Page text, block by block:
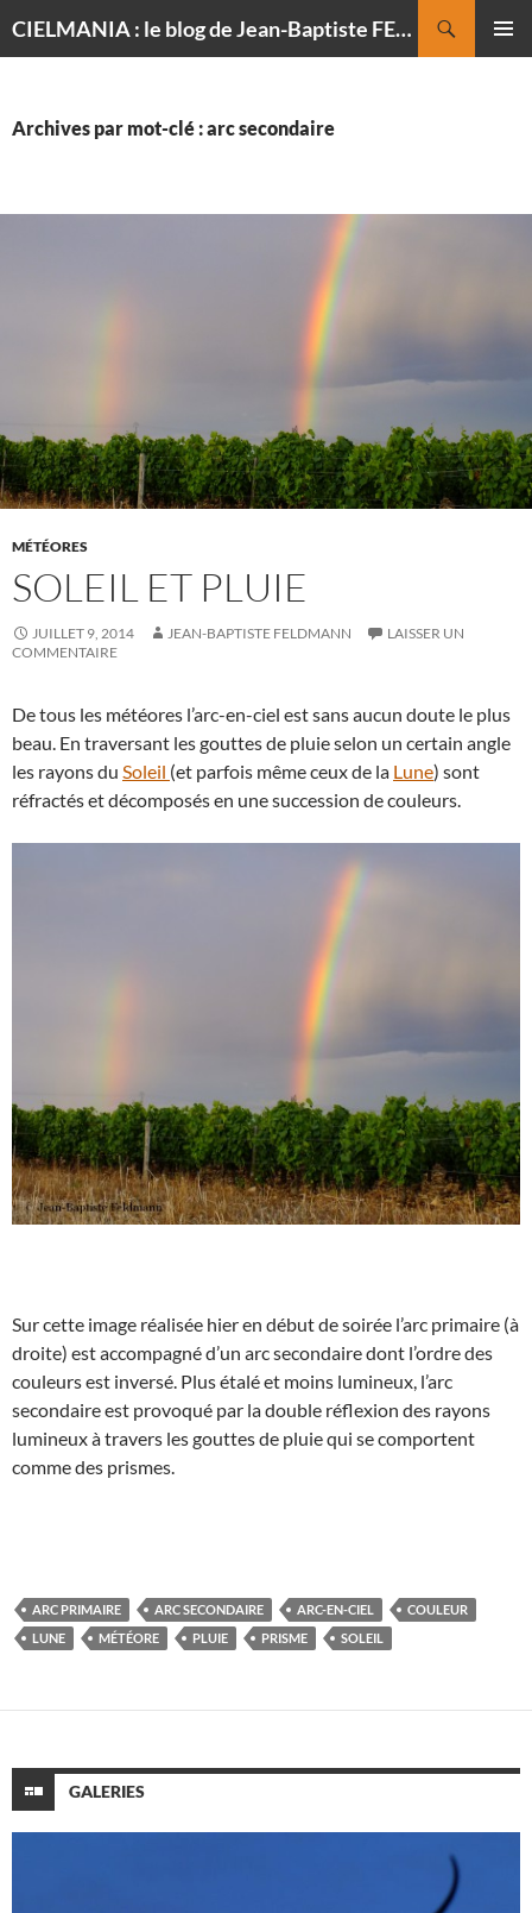
CIELMANIA : le blog de Jean-Baptiste FELDMANN, photographe du ciel
Archives par mot-clé : arc secondaire
MÉTÉORES
SOLEIL ET PLUIE
JUILLET 9, 2014 JEAN-BAPTISTE FELDMANN
LAISSER UN
COMMENTAIRE
De tous les météores l’arc-en-ciel est sans aucun doute le plus
beau. En traversant les gouttes de pluie selon un certain angle
les rayons du Soleil (et parfois même ceux de la Lune) sont
réfractés et décomposés en une succession de couleurs.
Sur cette image réalisée hier en début de soirée l’arc primaire (à
droite) est accompagné d’un arc secondaire dont l’ordre des
couleurs est inversé. Plus étalé et moins lumineux, l’arc
secondaire est provoqué par la double réflexion des rayons
lumineux à travers les gouttes de pluie qui se comportent
comme des prismes.
ARC PRIMAIRE ARC SECONDAIRE ARC-EN-CIEL
COULEUR
LUNE
MÉTÉORE PLUIE PRISME SOLEIL
GALERIES